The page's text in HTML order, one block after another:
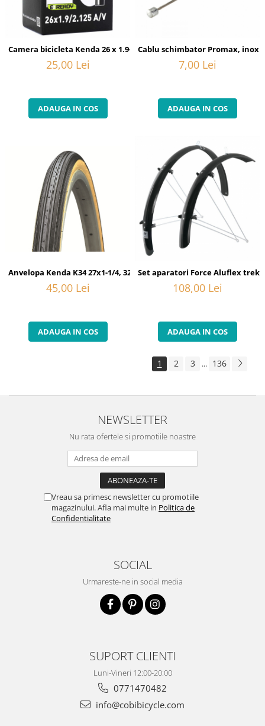
Camera bicicleta Kenda 26 x 1.9-2.125 A/V, valva auto
25,00 Lei
ADAUGA IN COS
Cablu schimbator Promax, inox
7,00 Lei
ADAUGA IN COS
Anvelopa Kenda K34 27x1-1/4, 32-630, negru-bej
45,00 Lei
ADAUGA IN COS
Set aparatori Force Aluflex
108,00 Lei
ADAUGA IN COS
1 2 3 ... 136
NEWSLETTER
Nu rata ofertele si promotiile noastre
Vreau sa primesc newsletter cu promotiile
magazinului. Afla mai multe in Politica de
Confidentialitate
SOCIAL
Urmareste-ne in social media
SUPORT CLIENTI
Luni-Vineri 12:00-20:00
0771470482
info@cobibicycle.com